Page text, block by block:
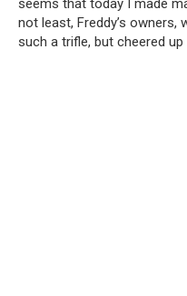
seems that today I made
not least, Freddy’s owners,
such a trifle, but cheered